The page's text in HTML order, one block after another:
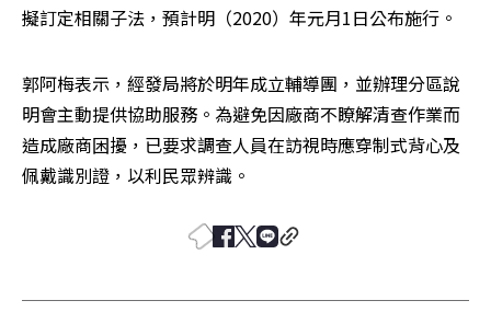
擬訂定相關子法，預計明（2020）年元月1日公布施行。
郭阿梅表示，經發局將於明年成立輔導團，並辦理分區說
明會主動提供協助服務。為避免因廠商不瞭解清查作業而
造成廠商困擾，已要求調查人員在訪視時應穿制式背心及
佩戴識別證，以利民眾辨識。